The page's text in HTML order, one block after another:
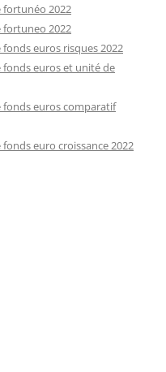
fortunéo 2022
fortuneo 2022
fonds euros risques 2022
fonds euros et unité de
fonds euros comparatif
fonds euro croissance 2022